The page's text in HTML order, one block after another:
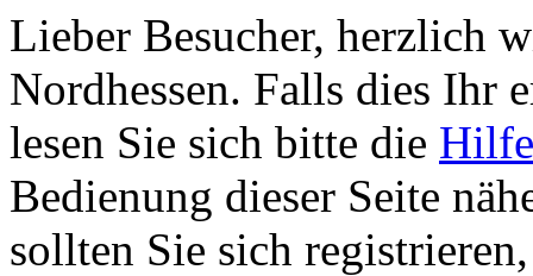
Lieber Besucher, herzlich
Nordhessen. Falls dies Ihr
lesen Sie sich bitte die Hilfe
Bedienung dieser Seite
sollten Sie sich